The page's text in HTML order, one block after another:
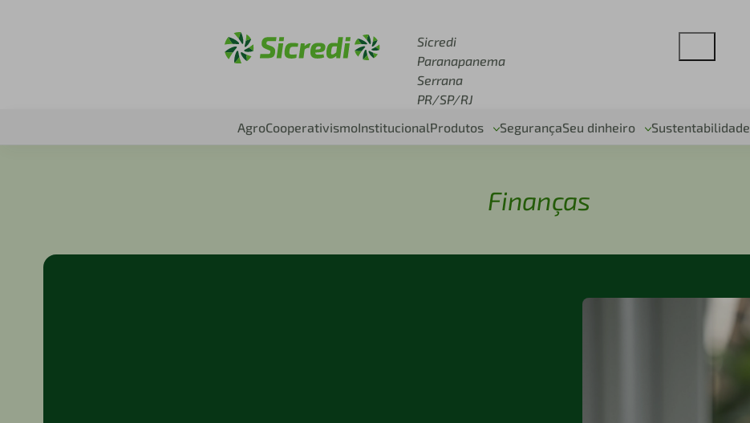
Sicredi
Paranapanema
Serrana
PR/SP/RJ
AgroCooperativismoInstitucionalProdutos SegurançaSeu dinheiro Sustentabilidade
Finanças